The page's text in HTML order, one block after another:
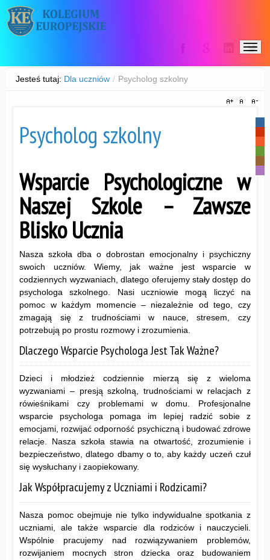
Jesteś tutaj: Dla uczniów / Psycholog szkolny
Psycholog szkolny
Wsparcie Psychologiczne w
Naszej Szkole – Zawsze
Blisko Ucznia
Nasza szkoła dba o dobrostan emocjonalny i psychiczny
swoich uczniów. Wiemy, jak ważne jest wsparcie w
codziennych wyzwaniach, dlatego oferujemy stały dostęp do
psychologa szkolnego. Nasi uczniowie mogą liczyć na
pomoc w każdym momencie – niezależnie od tego, czy
zmagają się z trudnościami w nauce, stresem, czy
potrzebują po prostu rozmowy i zrozumienia.
Dlaczego Wsparcie Psychologa Jest Tak Ważne?
Dzieci i młodzież codziennie mierzą się z wieloma
wyzwaniami – presją szkolną, trudnościami w relacjach z
rówieśnikami czy problemami w domu. Profesjonalne
wsparcie psychologa pomaga im lepiej radzić sobie z
emocjami, rozwijać odporność psychiczną i budować zdrowe
relacje. Nasza szkoła stawia na otwartość, zrozumienie i
bezpieczeństwo, dlatego dbamy o to, aby każdy uczeń czuł
się wysłuchany i zaopiekowany.
Jak Współpracujemy z Uczniami i Rodzicami?
Nasza pomoc obejmuje nie tylko indywidualne spotkania z
uczniami, ale także wsparcie dla rodziców i nauczycieli.
Wspólnie pracujemy nad rozwiązywaniem problemów,
rozwijaniem mocnych stron dziecka oraz budowaniem